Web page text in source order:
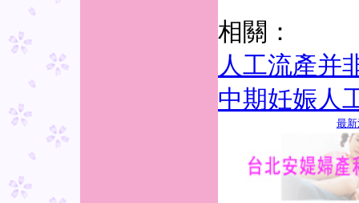
相關：
人工流產并
中期妊娠人
最